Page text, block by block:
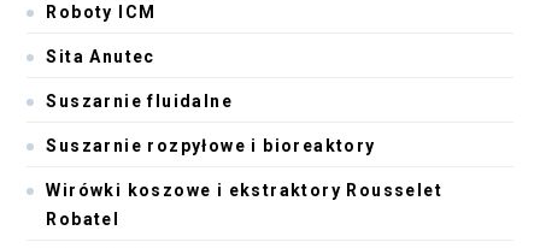
Roboty ICM
Sita Anutec
Suszarnie fluidalne
Suszarnie rozpyłowe i bioreaktory
Wirówki koszowe i ekstraktory Rousselet
Robatel